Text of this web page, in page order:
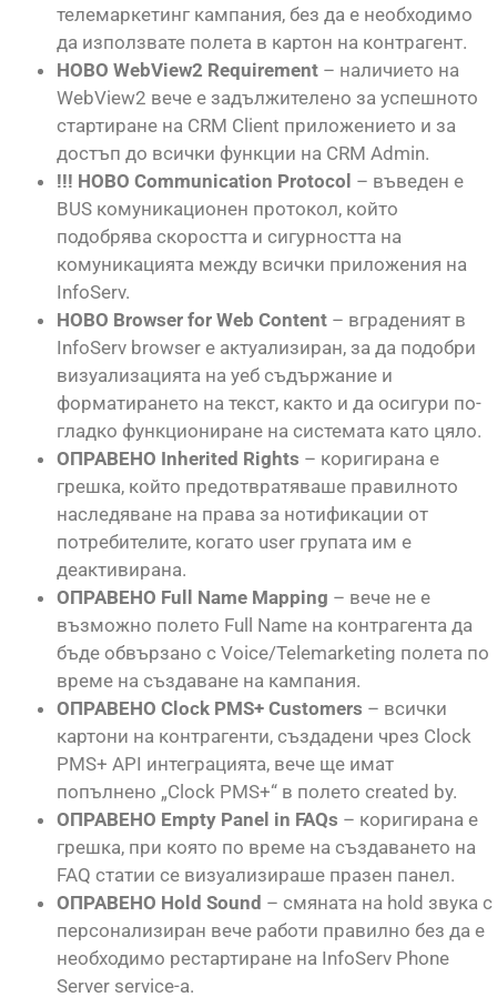
телемаркетинг кампания, без да е необходимо
да използвате полета в картон на контрагент.
НОВО WebView2 Requirement – наличието на
WebView2 вече е задължителено за успешното
стартиране на CRM Client приложението и за
достъп до всички функции на CRM Admin.
!!! НОВО Communication Protocol – въведен е
BUS комуникационен протокол, който
подобрява скоростта и сигурността на
комуникацията между всички приложения на
InfoServ.
НОВО Browser for Web Content – вграденият в
InfoServ browser е актуализиран, за да подобри
визуализацията на уеб съдържание и
форматирането на текст, както и да осигури по-
гладко функциониране на системата като цяло.
ОПРАВЕНО Inherited Rights – коригирана е
грешка, който предотвратяваше правилното
наследяване на права за нотификации от
потребителите, когато user групата им е
деактивирана.
ОПРАВЕНО Full Name Mapping – вече не е
възможно полето Full Name на контрагента да
бъде обвързано с Voice/Telemarketing полета по
време на създаване на кампания.
ОПРАВЕНО Clock PMS+ Customers – всички
картони на контрагенти, създадени чрез Clock
PMS+ API интеграцията, вече ще имат
попълнено „Clock PMS+“ в полето created by.
ОПРАВЕНО Empty Panel in FAQs – коригирана е
грешка, при която по време на създаването на
FAQ статии се визуализираше празен панел.
ОПРАВЕНО Hold Sound – смяната на hold звука с
персонализиран вече работи правилно без да е
необходимо рестартиране на InfoServ Phone
Server service-a.